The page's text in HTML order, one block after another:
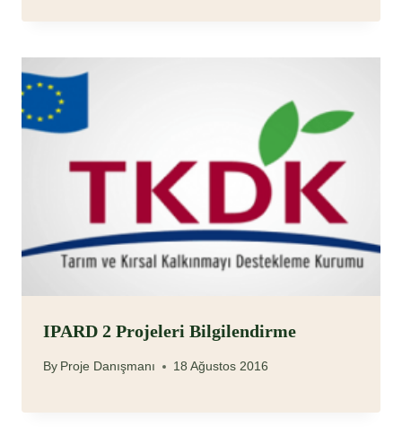
IPARD 2 Projeleri Bilgilendirme
By Proje Danışmanı 18 Ağustos 2016